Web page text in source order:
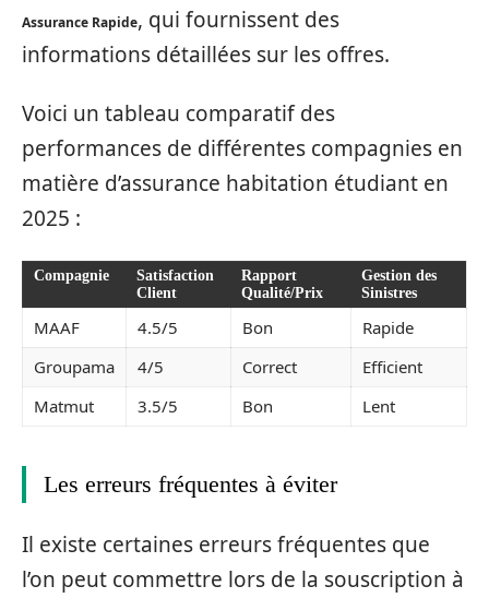
Assurance Rapide, qui fournissent des
informations détaillées sur les offres.
Voici un tableau comparatif des
performances de différentes compagnies en
matière d’assurance habitation étudiant en
2025 :
Compagnie
Satisfaction
Client
Rapport
Qualité/Prix
Gestion des
Sinistres
MAAF 4.5/5 Bon
Rapide
Groupama
4/5 Correct
Efficient
Matmut
3.5/5 Bon Lent
Les erreurs fréquentes à éviter
Il existe certaines erreurs fréquentes que
l’on peut commettre lors de la souscription à